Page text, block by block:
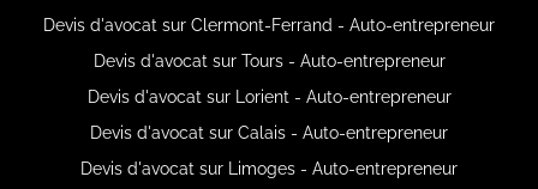
Devis d'avocat sur Clermont-Ferrand - Auto-entrepreneur
Devis d'avocat sur Tours - Auto-entrepreneur
Devis d'avocat sur Lorient - Auto-entrepreneur
Devis d'avocat sur Calais - Auto-entrepreneur
Devis d'avocat sur Limoges - Auto-entrepreneur